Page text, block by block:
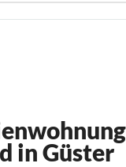
in Güster